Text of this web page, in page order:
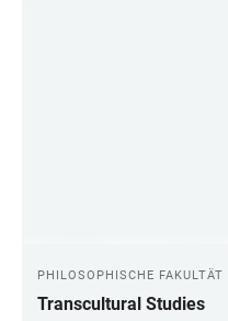
PHILOSOPHISCHE FAKULTÄT
Transcultural Studies